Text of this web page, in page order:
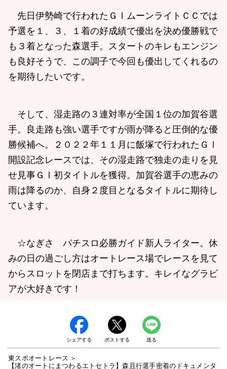
先日伊勢崎で行われたＧⅠムーンライトＣＣでは
予選を１、３、１着の好成績で優出を決め優勝戦で
も３着となった森選手。スタートのキレもエンジン
も良好そうで、この調子で今回も優出してくれるの
を期待したいです。
そして、湿走路の３連対率が全国１位の加賀谷選
手。良走路も強い選手ですが雨が降ると圧倒的な優
勝候補へ。２０２２年１１月に飯塚で行われたＧⅠ
開設記念レースでは、その湿走路で独走の走りを見
せ見事ＧⅠ初タイトルを獲得。加賀谷選手の恵みの
雨は降るのか、自身２度目となるタイトルに期待し
ています。
☆なぎさ パチスロ必勝ガイド新人ライター。休
みの日の過ごし方はオートレース場でレースを見て
からスロットを閉店まで打ちます。キレイなグラビ
アが大好きです！
シェアする ポストする 送る
東スポオートレース
【渚のオートにまつわるエトセトラ】森且行選手密着のドキュメンタ